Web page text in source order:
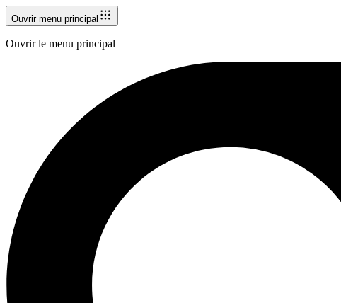
Ouvrir menu principal
Ouvrir le menu principal